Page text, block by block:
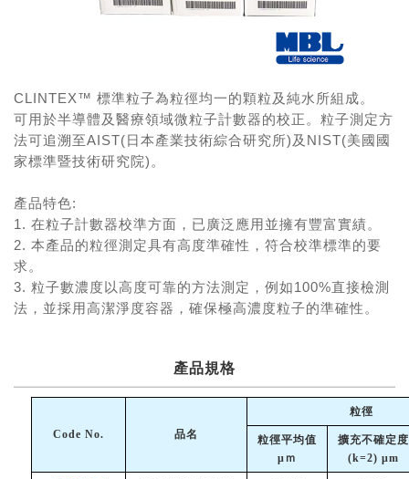
CLINTEX™ 標準粒子為粒徑均一的顆粒及純水所組成。
可用於半導體及醫療領域微粒子計數器的校正。粒子測定方
法可追溯至AIST(日本產業技術綜合研究所)及NIST(美國國
家標準暨技術研究院)。
產品特色:
1. 在粒子計數器校準方面，已廣泛應用並擁有豐富實績。
2. 本產品的粒徑測定具有高度準確性，符合校準標準的要
求。
3. 粒子數濃度以高度可靠的方法測定，例如100%直接檢測
法，並採用高潔淨度容器，確保極高濃度粒子的準確性。
產品規格
Code No. 品名
粒徑
粒徑平均值
μｍ
擴充不確定度
(k=2) μm